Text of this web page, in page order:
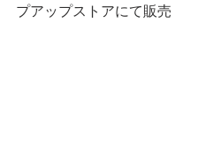
プアップストアにて販売